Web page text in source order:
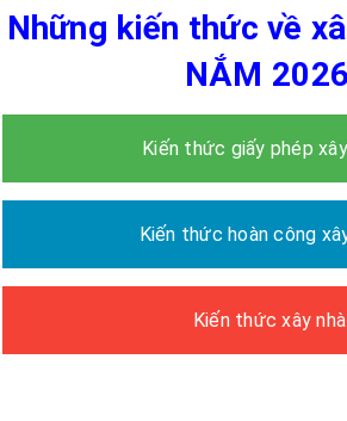
Những kiến thức về
NẮM 2026
Kiến thức giấy phép
Kiến thức hoàn công
Kiến thức xây nhà